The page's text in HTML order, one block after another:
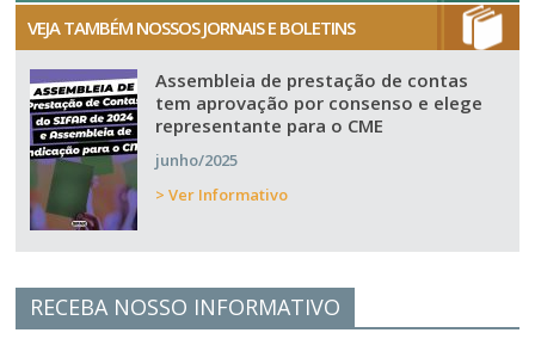
VEJA TAMBÉM NOSSOS JORNAIS E BOLETINS
Assembleia de prestação de contas
tem aprovação por consenso e elege
representante para o CME
junho/2025
> Ver Informativo
RECEBA NOSSO INFORMATIVO